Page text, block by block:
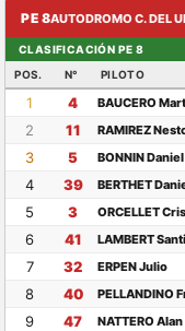
PE 8AUTODROMO C. DEL
CLASIFICACIÓN PE 8
POS.
N° PILOTO
1 4 BAUCERO
2 11 RAMIREZ
3 5 BONNIN Daniel
4 39 BERTHET
5 3 ORCELLET
6 41 LAMBERT
7 32 ERPEN Julio
8 40 PELLANDINO
9 47 NATTERO Alan